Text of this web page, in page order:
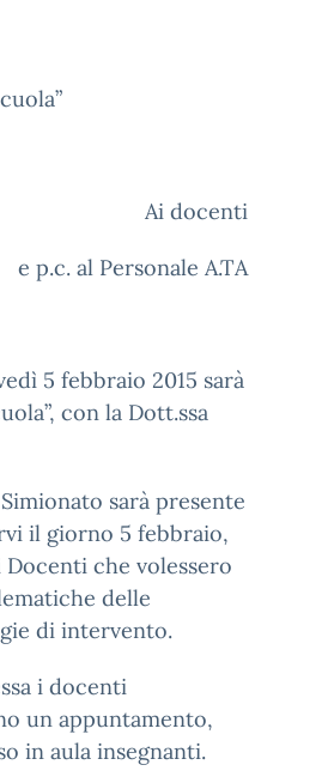
Ai docenti
e p.c. al Personale A.TA
5 febbraio 2015 sarà
con la Dott.ssa
sarà presente
il giorno 5 febbraio,
che volessero
delle
di intervento.
i docenti
un appuntamento,
in aula insegnanti.